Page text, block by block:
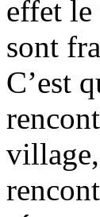
effet le
sont
C’est